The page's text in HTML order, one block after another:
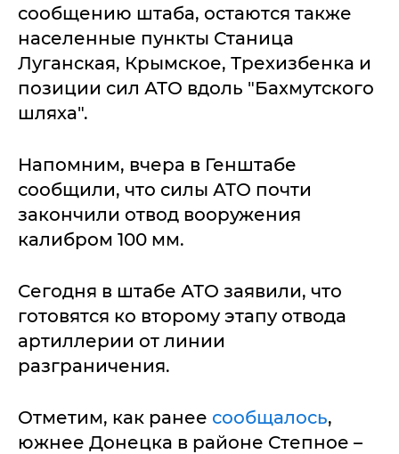
сообщению штаба, остаются также
населенные пункты Станица
Луганская, Крымское, Трехизбенка и
позиции сил АТО вдоль "Бахмутского
шляха".
Напомним, вчера в Генштабе
сообщили, что силы АТО почти
закончили отвод вооружения
калибром 100 мм.
Сегодня в штабе АТО заявили, что
готовятся ко второму этапу отвода
артиллерии от линии
разграничения.
Отметим, как ранее сообщалось,
южнее Донецка в районе Степное –